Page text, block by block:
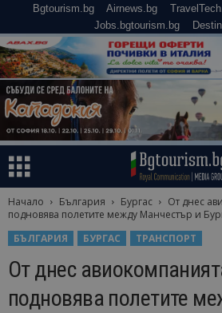
Bgtourism.bg Airnews.bg
Jobs.bgtourism.bg
Начало България Бургас
От днес
подновява полетите между Манчестър и
БЪЛГАРИЯ
БУРГАС ТРАНСПОРТ
От днес
подновява полетите